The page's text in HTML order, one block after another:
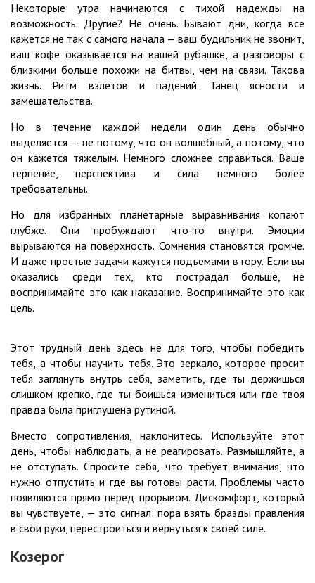
Некоторые утра начинаются с тихой надежды на
возможность. Другие? Не очень. Бывают дни, когда все
кажется не так с самого начала — ваш будильник не звонит,
ваш кофе оказывается на вашей рубашке, а разговоры с
близкими больше похожи на битвы, чем на связи. Такова
жизнь. Ритм взлетов и падений. Танец ясности и
замешательства.
Но в течение каждой недели один день обычно
выделяется — не потому, что он волшебный, а потому, что
он кажется тяжелым. Немного сложнее справиться. Ваше
терпение, перспектива и сила немного более
требовательны.
Но для избранных планетарные выравнивания копают
глубже. Они пробуждают что-то внутри. Эмоции
вырываются на поверхность. Сомнения становятся громче.
И даже простые задачи кажутся подъемами в гору. Если вы
оказались среди тех, кто пострадал больше, не
воспринимайте это как наказание. Воспринимайте это как
цель.
Этот трудный день здесь не для того, чтобы победить
тебя, а чтобы научить тебя. Это зеркало, которое просит
тебя заглянуть внутрь себя, заметить, где ты держишься
слишком крепко, где ты боишься измениться или где твоя
правда была приглушена рутиной.
Вместо сопротивления, наклонитесь. Используйте этот
день, чтобы наблюдать, а не реагировать. Размышляйте, а
не отступать. Спросите себя, что требует внимания, что
нужно отпустить и где вы готовы расти. Проблемы часто
появляются прямо перед прорывом. Дискомфорт, который
вы чувствуете, — это сигнал: пора взять бразды правления
в свои руки, перестроиться и вернуться к своей силе.
Козерог